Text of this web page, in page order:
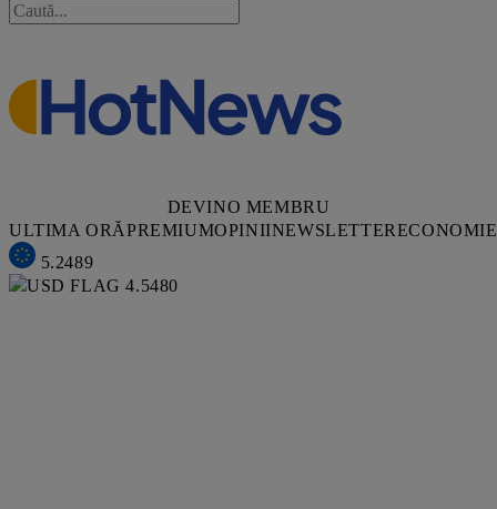
DEVINO MEMBRU
ULTIMA ORĂPREMIUMOPINIINEWSLETTERECONOMIE
5.2489
4.5480